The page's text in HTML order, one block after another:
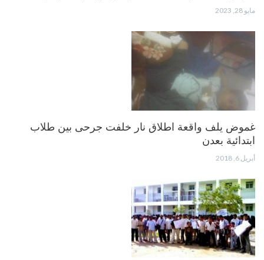
مايو 28, 2023
غموض يلف واقعة اطلاق نار خلفت جرحى بين طلاب
ابتدائية بعدن
أبريل 6, 2018